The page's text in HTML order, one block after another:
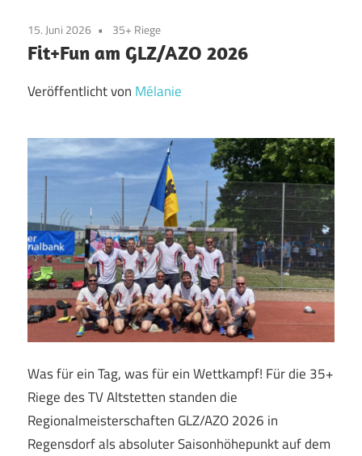
15. Juni 2026 35+ Riege
Fit+Fun am GLZ/AZO 2026
Veröffentlicht von Mélanie
Was für ein Tag, was für ein Wettkampf! Für die 35+
Riege des TV Altstetten standen die
Regionalmeisterschaften GLZ/AZO 2026 in
Regensdorf als absoluter Saisonhöhepunkt auf dem